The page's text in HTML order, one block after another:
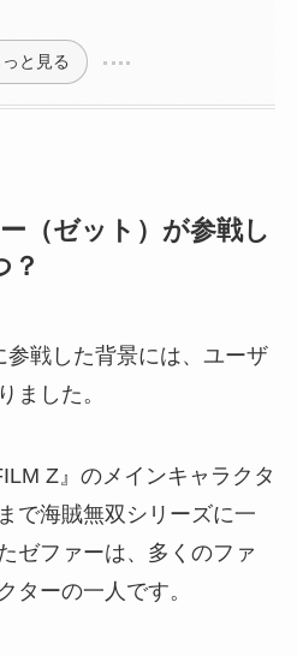
っと見る
（ゼット）が参戦し
？
戦した背景には、ユーザ
ました。
Z』のメインキャラクタ
で海賊無双シリーズに一
ゼファーは、多くのファ
ターの一人です。